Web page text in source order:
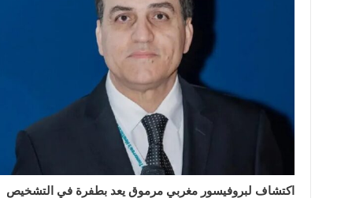
اكتشاف لبروفيسور مغربي مرموق يعد بطفرة في التشخيص